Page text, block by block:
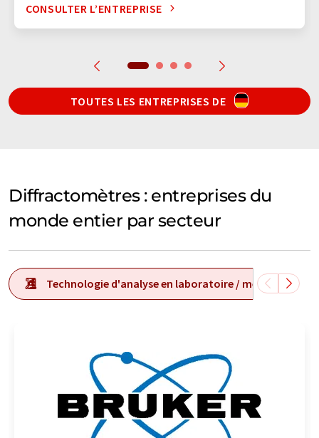
CONSULTER L’ENTREPRISE
TOUTES LES ENTREPRISES DE
Diffractomètres : entreprises du
monde entier par secteur
Technologie d'analyse en laboratoire / mesure en